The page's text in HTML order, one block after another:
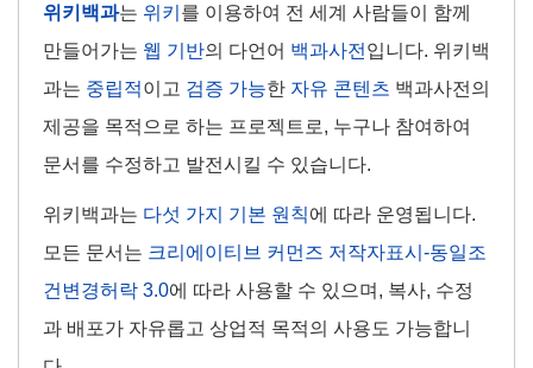
위키백과는 위키 를 이용하여 전 세계 사람들이 함께
만들어가는 웹 기반의 다언어 백과사전 입니다. 위키백
과는 중립적이고 검증 가능한 자유 콘텐츠 백과사전의
제공을 목적으로 하는 프로젝트로, 누구나 참여하여
문서를 수정하고 발전시킬 수 있습니다.
위키백과는 다섯 가지 기본 원칙에 따라 운영됩니다.
모든 문서는 크리에이티브 커먼즈 저작자표시-동일조
건변경허락 3.0에 따라 사용할 수 있으며, 복사, 수정
과 배포가 자유롭고 상업적 목적의 사용도 가능합니